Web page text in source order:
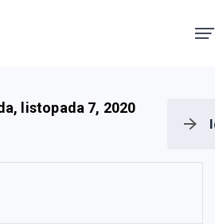
listopada 7, 2020